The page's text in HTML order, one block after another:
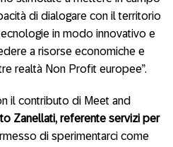
di dialogare con il territorio
in modo innovativo e
a risorse economiche e
realtà Non Profit europee”.
il contributo di Meet and
Zanellati, referente servizi per
di sperimentarci come